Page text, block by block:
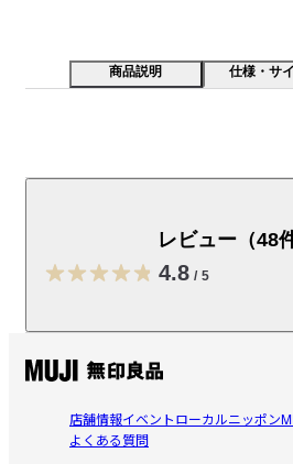
商品説明 仕様・サ
綿100％の糸に強く撚りをかけること
【デザイン】
特長です。カジュアルからきれいめま
になじみます。
レビュー（48件
4.8 / 5
さと〜
2026/07/29
店舗情報イベントローカルニッポン
よくある質問